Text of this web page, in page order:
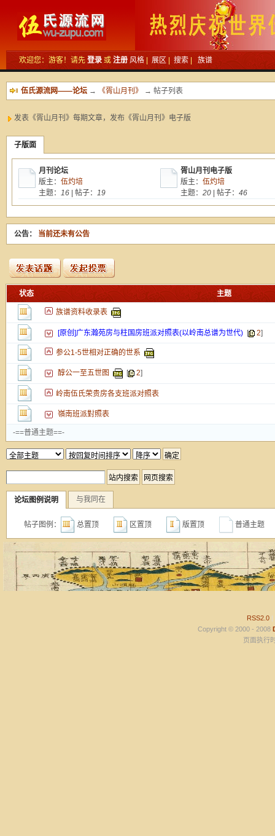
欢迎您：游客！请先 登录 或 注册 风格 展区 搜索 族谱
伍氏源流网——论坛 → 《胥山月刊》 → 帖子列表
发表《胥山月刊》每期文章，发布《胥山月刊》电子版
子版面
月刊论坛
版主： 伍灼培
主题： 16| 帖子： 19
胥山月刊电子版
版主： 伍灼培
主题： 20| 帖子： 46
公告： 当前还未有公告
新的主题
投票帖
新小字报
状态 主题
族谱资料收录表
[原创]广东瀚苑房与柱国房班派对照表(以岭南总谱为世代) [ 2]
参公1-5世相对正确的世系
醇公一至五世图 [ 2]
岭南伍氏荣贵房各支班派对照表
嶺南班派對照表
-==普通主题==-
论坛图例说明 与我同在
帖子图例： 总置顶 区置顶 版置顶 普通主
RSS2.0 |
Copyright © 2000 - 2008
页面执行